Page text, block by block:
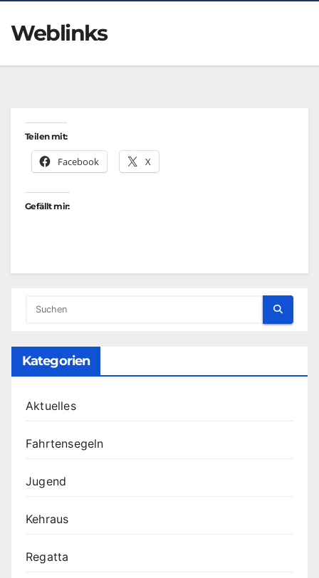
Weblinks
Teilen mit:
Facebook X
Gefällt mir:
Kategorien
Aktuelles
Fahrtensegeln
Jugend
Kehraus
Regatta